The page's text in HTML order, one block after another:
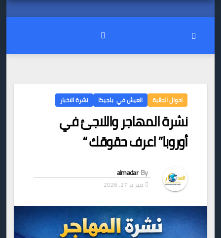
احوال الجالية العيش في بلجيكا نشرة الاخبار
نشرة المهاجر واللاجئ في
أوروبا” اعرف حقوقك “
By
almadar
فبراير 27, 2026